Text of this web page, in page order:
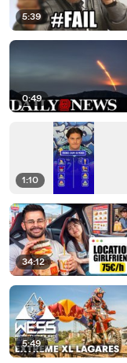
5:39
0:49
1:10
34:12
5:49